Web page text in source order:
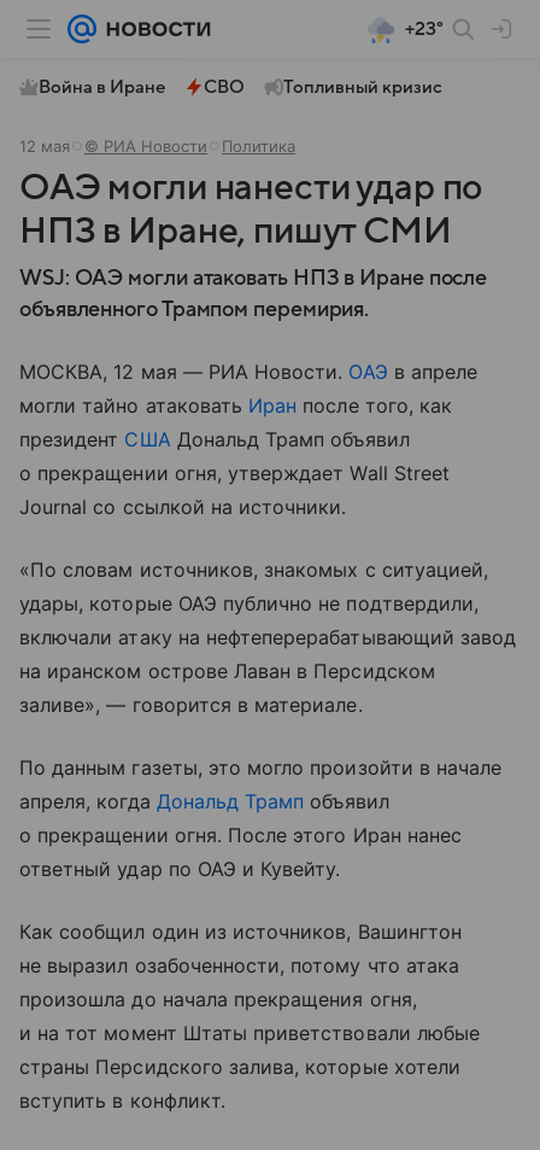
+23°
Война в Иране СВО Топливный кризис
12 мая © РИА Новости Политика
ОАЭ могли нанести удар по
НПЗ в Иране, пишут СМИ
WSJ: ОАЭ могли атаковать НПЗ в Иране после
объявленного Трампом перемирия.
МОСКВА, 12 мая — РИА Новости. ОАЭ в апреле
могли тайно атаковать Иран после того, как
президент СШАДональд Трамп объявил
о прекращении огня, утверждает Wall Street
Journal со ссылкой на источники.
«По словам источников, знакомых с ситуацией,
удары, которые ОАЭ публично не подтвердили,
включали атаку на нефтеперерабатывающий завод
на иранском острове Лаван в Персидском
заливе», — говорится в материале.
По данным газеты, это могло произойти в начале
апреля, когда Дональд Трамп объявил
о прекращении огня. После этого Иран нанес
ответный удар по ОАЭ и Кувейту.
Как сообщил один из источников, Вашингтон
не выразил озабоченности, потому что атака
произошла до начала прекращения огня,
и на тот момент Штаты приветствовали любые
страны Персидского залива, которые хотели
вступить в конфликт.